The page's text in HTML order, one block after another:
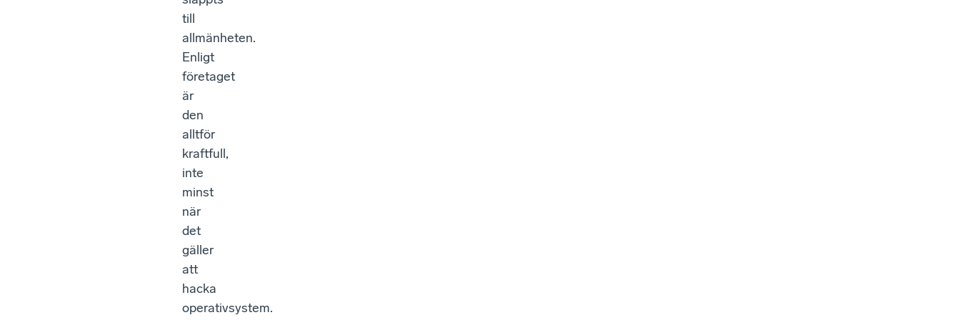
till
allmänheten.
Enligt
företaget
är
den
alltför
kraftfull,
inte
minst
när
det
gäller
att
hacka
operativsystem.